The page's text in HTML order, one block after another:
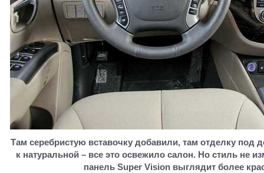
Там серебристую вставочку добавили, там отделку под
к натуральной – все это освежило салон. Но стиль не
панель Super Vision выглядит более